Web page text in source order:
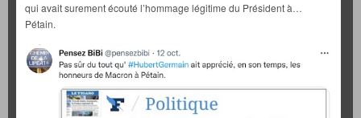
qui avait surement écouté l’hommage légitime du Président à…
Pétain.